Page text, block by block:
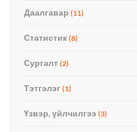
Даалгавар (11)
Статистик (8)
Сургалт (2)
Тэтгэлэг (1)
Үзвэр, үйлчилгээ (3)